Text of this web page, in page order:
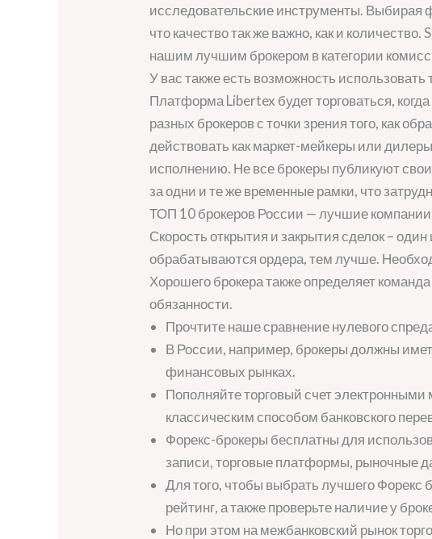
исследовательские инструменты. Выбирая
что качество так же важно, как и
нашим лучшим брокером в категории
У вас также есть возможность
Платформа Libertex будет торговаться,
разных брокеров с точки зрения того, как
действовать как маркет-мейкеры или
исполнению. Не все брокеры публикуют
за одни и те же временные рамки, что
ТОП 10 брокеров России — лучшие компании
Скорость открытия и закрытия сделок –
обрабатываются ордера, тем лучше.
Хорошего брокера также определяет
обязанности.
Прочтите наше сравнение нулевого
В России, например, брокеры должны
финансовых рынках.
Пополняйте торговый счет
классическим способом банковского
Форекс-брокеры бесплатны для
записи, торговые платформы, рыночные
Для того, чтобы выбрать лучшего Форекс
рейтинг, а также проверьте наличие у
Но при этом на межбанковский рынок